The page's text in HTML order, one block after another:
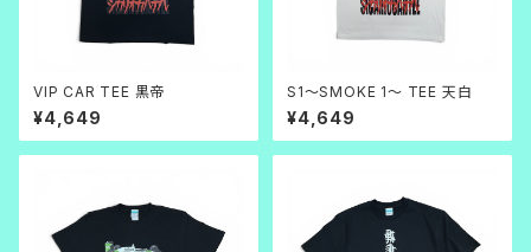
VIP CAR TEE 黒帝
¥4,649
S1～SMOKE 1～ TEE 天白
¥4,649